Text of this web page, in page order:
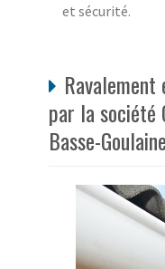
et sécurité.
par la société
Basse-